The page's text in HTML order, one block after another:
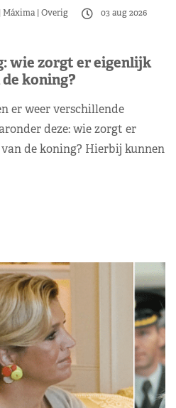
Máxima Overig
03 aug 2026
wie zorgt er eigenlijk
koning?
er weer verschillende
deze: wie zorgt er
de koning? Hierbij kunnen